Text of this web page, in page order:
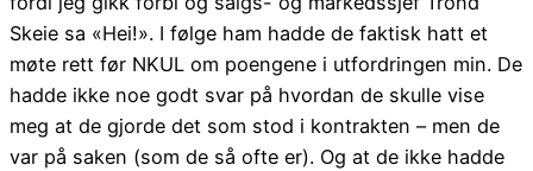
Skeie sa «Hei!». I følge ham hadde de faktisk hatt et
møte rett før NKUL om poengene i utfordringen min. De
hadde ikke noe godt svar på hvordan de skulle vise
meg at de gjorde det som stod i kontrakten – men de
var på saken (som de så ofte er). Og at de ikke hadde